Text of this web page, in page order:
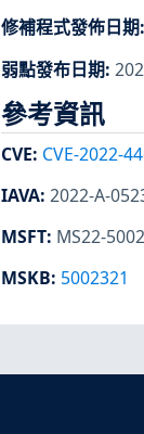
修補程式發佈日期:
弱點發布日期:
參考資訊
CVE: CVE-2022-
IAVA: 2022-A-
MSFT: MS22-
MSKB: 5002321